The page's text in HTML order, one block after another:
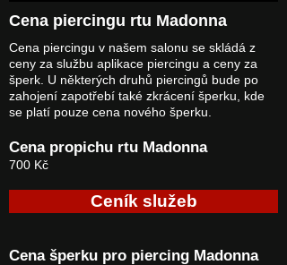
Cena piercingu rtu Madonna
Cena piercingu v našem salonu se skládá z
ceny za službu aplikace piercingu a ceny za
šperk. U některých druhů piercingů bude po
zahojení zapotřebí také zkrácení šperku, kde
se platí pouze cena nového šperku.
Cena propichu rtu Madonna
700 Kč
Ceník služeb
Cena šperku pro piercing Madonna